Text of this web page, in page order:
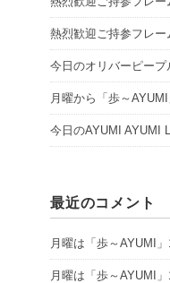
熱烈歓迎ご持参フレー
今日のオリバーピープ
月曜から「歩～
今日のAYUMI AYUMI
最近のコメント
月曜は「歩～AYUMI
月曜は「歩～AYUMI